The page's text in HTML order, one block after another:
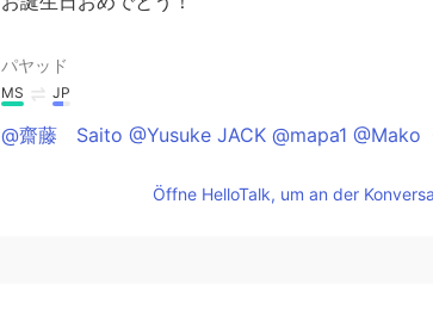
パヤッド
MS JP
@齋藤 Saito @Yusuke JACK @mapa1 @Mako
Öffne HelloTalk, um an der